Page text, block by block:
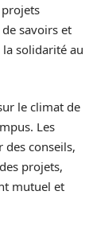
savoirs et
la solidarité au
le climat de
Les
conseils,
projets,
mutuel et